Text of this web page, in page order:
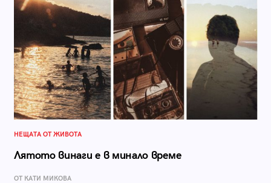
НЕЩАТА ОТ ЖИВОТА
Лятото винаги е в минало време
ОТ КАТИ МИКОВА